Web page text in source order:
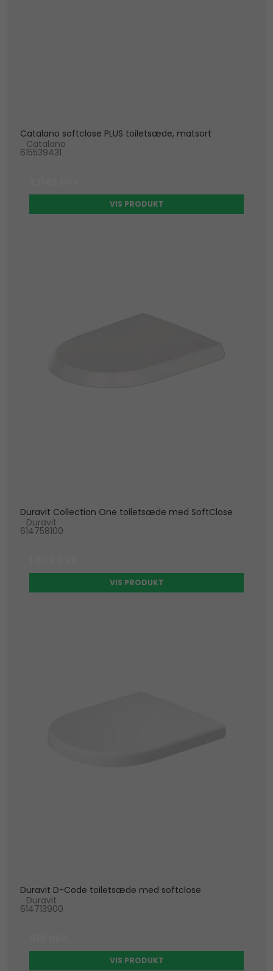
Catalano softclose PLUS toiletsæde, matsort
Catalano
615539431
VIS PRODUKT
Duravit Collection One toiletsæde med SoftClose
Duravit
614758100
VIS PRODUKT
Duravit D-Code toiletsæde med softclose
Duravit
614713900
VIS PRODUKT